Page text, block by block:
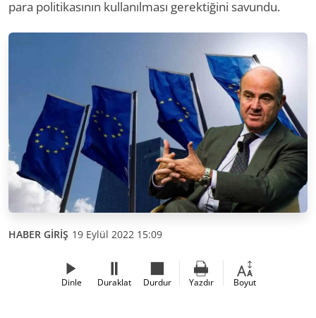
para politikasının kullanılması gerektiğini savundu.
HABER GİRİŞ 19 Eylül 2022 15:09
Dinle Duraklat Durdur Yazdır Boyut